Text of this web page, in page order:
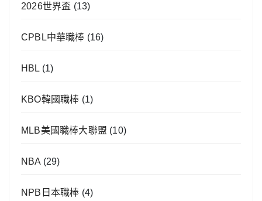
2026世界盃 (13)
CPBL中華職棒 (16)
HBL (1)
KBO韓國職棒 (1)
MLB美國職棒大聯盟 (10)
NBA (29)
NPB日本職棒 (4)